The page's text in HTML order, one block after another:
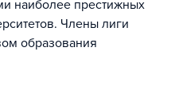
наиболее престижных
Члены лиги
образования